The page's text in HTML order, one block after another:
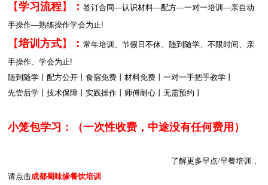
【学习流程】 ：签订合同—认识材料—配方—一对一培训—亲自动
手操作—熟练操作学会为止!
【培训方式】 ：常年培训、节假日不休、随到随学、不限时间、亲
手操作、学会为止!
随到随学丨配方公开丨食宿免费丨材料免费丨一对一手把手教学丨
先尝后学丨技术保障丨实践操作丨师傅耐心丨无需预约丨
小笼包学习： （一次性收费，中途没有任何费用）
了解更多早点/早餐培训，
请点击成都蜀味缘餐饮培训